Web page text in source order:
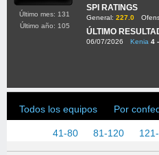
SPI RATINGS
General: 227.0
ÚLTIMO
06/07/2026 Kenia 4
Último mes: 131
Último año: 105
Todos los equipos Por
41-80 81-120